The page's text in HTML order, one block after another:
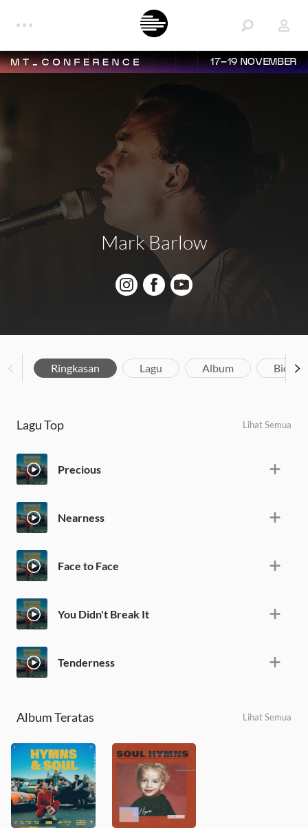
17–19 NOVEMBER
Mark Barlow
Ringkasan Lagu Album
Lagu Top Lihat Semua
Precious
Nearness
Face to Face
You Didn't Break It
Tenderness
Album Teratas Lihat Semua